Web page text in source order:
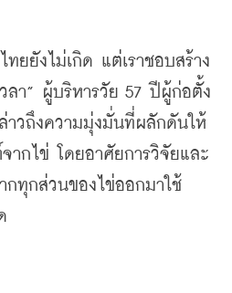
ทยยังไม่เกิด แต่เราชอบสร้าง
ลา” ผู้บริหารวัย 57 ปีผู้ก่อตั้ง
าวถึงความมุ่งมั่นที่ผลักดันให้
ากไข่
โดยอาศัยการวิจัยและ
กทุกส่วนของไข่ออกมาใช้